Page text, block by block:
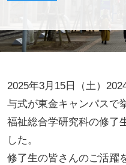
2025年3月15日（土）
与式が東金キャンパスで
福祉総合学研究科の修了
した。
修了生の皆さんのご活躍